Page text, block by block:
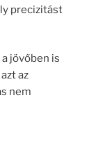
precizitást
jövőben is
az
nem